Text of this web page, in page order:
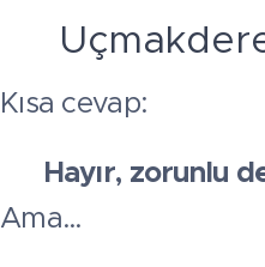
📍
Kısa cevap:
Hayır, zorunlu
Ama…